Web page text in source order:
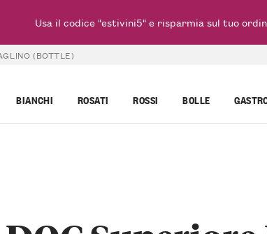
(BOTTLE)
BIANCHI ROSATI ROSSI BOLLE
Usa il codice "estivini5" e risparmia sul tuo